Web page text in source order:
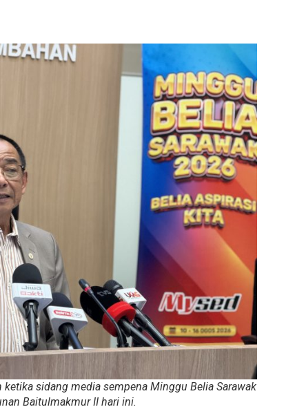
sidang media sempena Minggu Belia Sarawak
Baitulmakmur II hari ini.